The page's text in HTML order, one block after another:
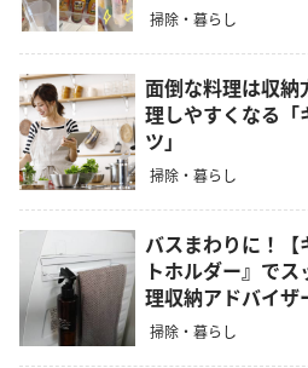
掃除・暮らし
面倒な料理は収納
理しやすくなる「
ツ」
掃除・暮らし
バスまわりに！【
トホルダー』で
理収納アドバイザ
掃除・暮らし